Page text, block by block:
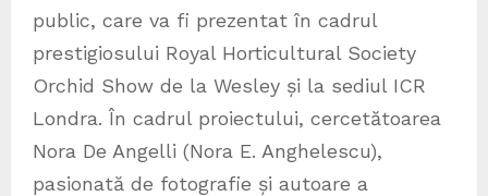
public, care va fi prezentat în cadrul
prestigiosului Royal Horticultural Society
Orchid Show de la Wesley și la sediul ICR
Londra. În cadrul proiectului, cercetătoarea
Nora De Angelli (Nora E. Anghelescu),
pasionată de fotografie și autoare a